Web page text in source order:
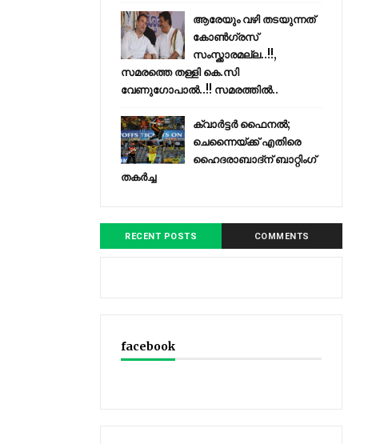
ആരേയും വഴി തടയുന്നത്
കോണ്‍ഗ്രസ്
സംസ്ക്കാരമല്ല..!!,
സമരത്തെ തള്ളി കെ.സി
വേണുഗോപാൽ..!! സമരത്തിൽ..
ക്വാർട്ടർ ഫൈനൽ;
ചെന്നൈയ്ക്ക് എതിരെ
ഹൈദരാബാദ്ന് ബാറ്റിംഗ്
തകർച്ച
RECENT POSTS COMMENTS
facebook